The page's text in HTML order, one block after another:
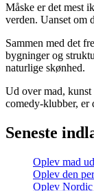
Måske er det mest
verden. Uanset om
Sammen med det
bygninger og
naturlige skønhed.
Ud over mad,
comedy-klubber, er
Seneste
Oplev mad
Oplev den
Oplev